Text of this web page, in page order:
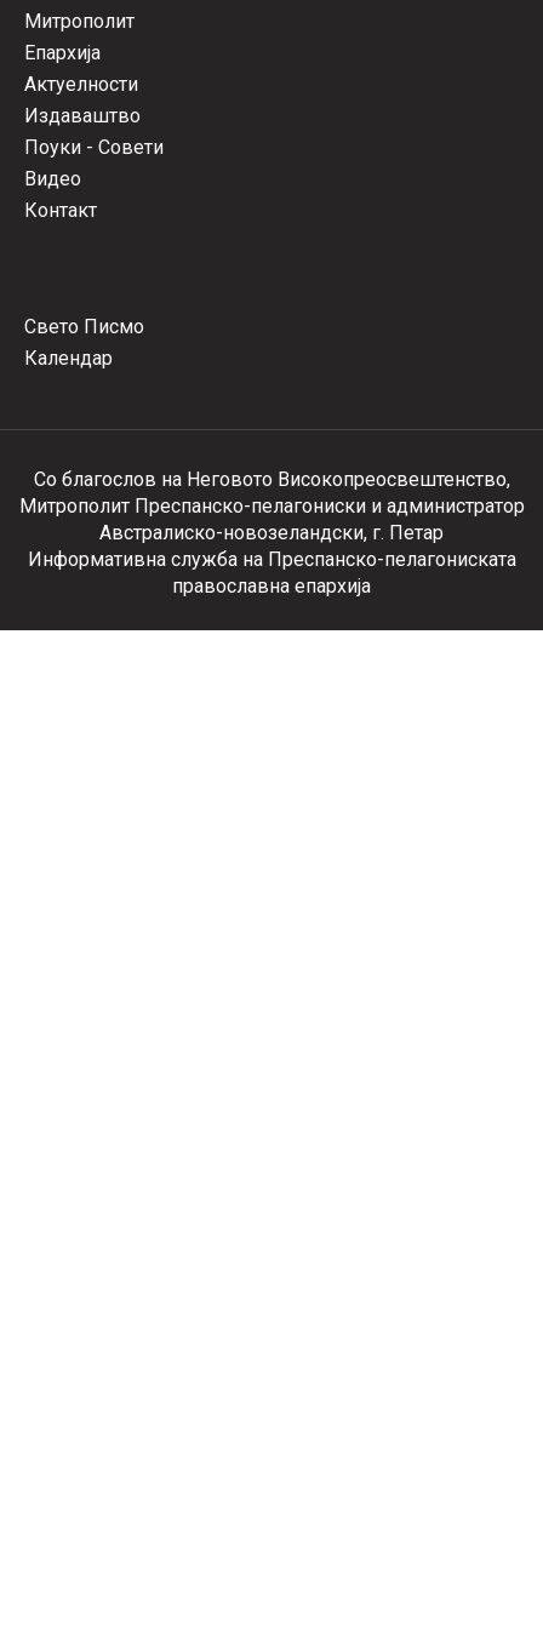
Митрополит
Епархија
Актуелности
Издаваштво
Поуки - Совети
Видео
Контакт
Свето Писмо
Календар
Со благослов на Неговото Високопреосвештенство,
Митрополит Преспанско-пелагониски и администратор
Австралиско-новозеландски, г. Петар
Информативна служба на Преспанско-пелагониската
православна епархија